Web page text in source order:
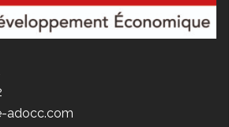
adocc.com